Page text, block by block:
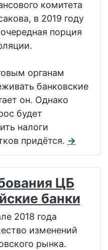
комитета
в 2019 году
порция
органам
банковские
он. Однако
будет
налоги
придётся. →
ЦБ
банки
2018 года
изменений
рынка.